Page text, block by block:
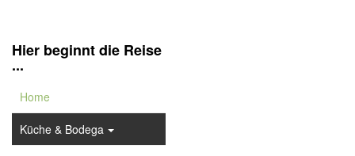
Hier beginnt die Reise
...
Home
Küche & Bodega